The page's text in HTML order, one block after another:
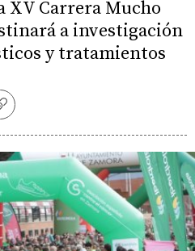
XV Carrera Mucho
a investigación
y tratamientos
Copiar